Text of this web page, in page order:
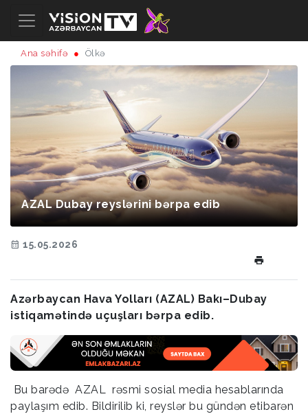
Ana səhifə Ölkə
AZAL Dubay reyslərini bərpa edib
15.05.2026
Azərbaycan Hava Yolları (AZAL) Bakı–Dubay
istiqamətində uçuşları bərpa edib.
Bu barədə AZAL rəsmi sosial media hesablarında
paylaşım edib. Bildirilib ki, reyslər bu gündən etibarən